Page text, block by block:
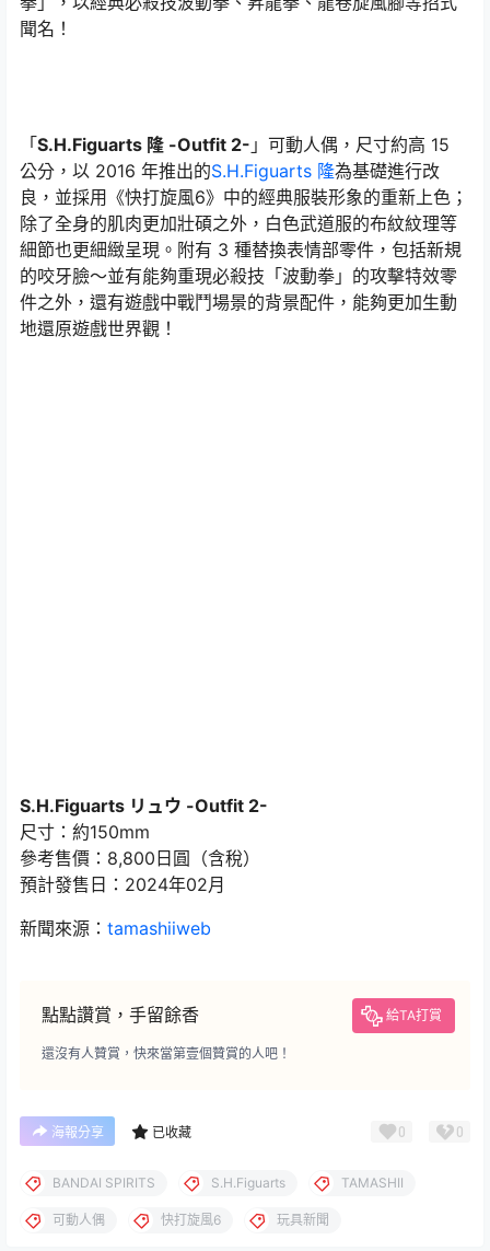
聞名！
「S.H.Figuarts 隆 -Outfit 2- 」可動人偶，尺寸約高 15
公分，以 2016 年推出的S.H.Figuarts 隆為基礎進行改
良，並採用《快打旋風6》中的經典服裝形象的重新上色；
除了全身的肌肉更加壯碩之外，白色武道服的布紋紋理等
細節也更細緻呈現。附有 3 種替換表情部零件，包括新規
的咬牙臉～並有能夠重現必殺技「波動拳」的攻擊特效零
件之外，還有遊戲中戰鬥場景的背景配件，能夠更加生動
地還原遊戲世界觀！
S.H.Figuarts リュウ -Outfit 2-
尺寸：約150mm
參考售價：8,800日圓（含稅）
預計發售日：2024年02月
新聞來源： tamashiiweb
點點讚賞，手留餘香 給TA打賞
還沒有人贊賞，快來當第壹個贊賞的人吧！
海報分享 已收藏 0 0
BANDAI SPIRITS S.H.Figuarts TAMASHII
可動人偶 快打旋風6 玩具新聞